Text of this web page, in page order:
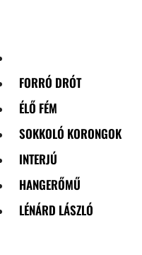
FORRÓ DRÓT
ÉLŐ FÉM
SOKKOLÓ KORONGOK
INTERJÚ
HANGERŐMŰ
LÉNÁRD LÁSZLÓ